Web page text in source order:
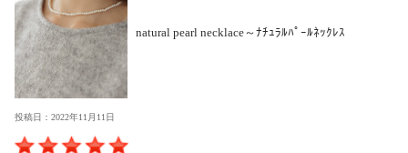
natural pearl necklace～ﾅﾁｭﾗﾙﾊﾟｰﾙﾈｯｸﾚｽ
投稿日：2022年11月11日